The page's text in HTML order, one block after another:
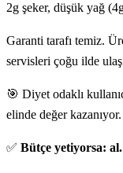
2g şeker, düşük yağ
Garanti tarafı temiz.
servisleri çoğu ilde
🎯 Diyet odaklı
elinde değer kazanıyor.
✅ Bütçe yetiyorsa: al.